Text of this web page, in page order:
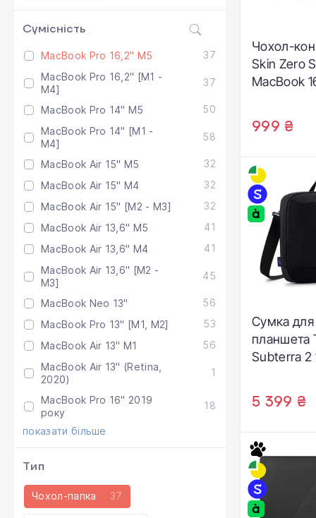
Сумісність
MacBook Pro 16,2" M5
37
MacBook Pro 16,2" [M1 -
M4]
37
MacBook Pro 14" M5
50
MacBook Pro 14" [M1 -
M4]
58
MacBook Air 15" M5
32
MacBook Air 15" M4
32
MacBook Air 15" [M2 - M3]
32
MacBook Air 13,6" M5
41
MacBook Air 13,6" M4
41
MacBook Air 13,6" [M2 -
M3]
45
MacBook Neo 13"
56
MacBook Pro 13" [M1, M2]
53
MacBook Air 13" M1
56
MacBook Air 13" (Retina,
2020)
1
MacBook Pro 16" 2019
року
18
показати більше
Тип
Чохол-папка 37
Чохол-
Skin Zero
MacBook
999 ₴
Сумка для
планшета
Subterra 2
5 399 ₴